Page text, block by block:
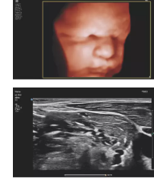
Обличчя плоду 3D з
та TrueVue